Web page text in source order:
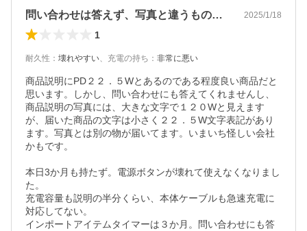
問い合わせは答えず、写真と違うものが到着 2025/1/18
1
耐久性 ： 壊れやすい、 充電の持ち ： 非常に悪い
商品説明にPD２２．５Wとあるのである程度良い商品だと
思います。しかし、問い合わせにも答えてくれませんし、
商品説明の写真には、大きな文字で１２０Wと見えます
が、届いた商品の文字は小さく２２．５W文字表記があり
ます。写真とは別の物が届いてます。いまいち怪しい会社
かもです。
本日3か月も持たず。電源ボタンが壊れて使えなくなりまし
た。
充電容量も説明の半分くらい、本体ケーブルも急速充電に
対応してない。
インポートアイテムタイマーは３か月。問い合わせにも答